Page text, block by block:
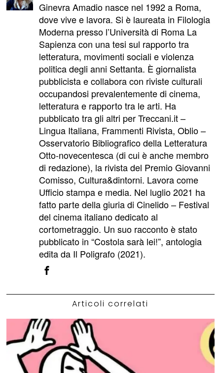
Ginevra Amadio nasce nel 1992 a Roma,
dove vive e lavora. Si è laureata in Filologia
Moderna presso l’Università di Roma La
Sapienza con una tesi sul rapporto tra
letteratura, movimenti sociali e violenza
politica degli anni Settanta. È giornalista
pubblicista e collabora con riviste culturali
occupandosi prevalentemente di cinema,
letteratura e rapporto tra le arti. Ha
pubblicato tra gli altri per Treccani.it –
Lingua Italiana, Frammenti Rivista, Oblio –
Osservatorio Bibliografico della Letteratura
Otto-novecentesca (di cui è anche membro
di redazione), la rivista del Premio Giovanni
Comisso, Cultura&dintorni. Lavora come
Ufficio stampa e media. Nel luglio 2021 ha
fatto parte della giuria di Cinelido – Festival
del cinema italiano dedicato al
cortometraggio. Un suo racconto è stato
pubblicato in “Costola sarà lei!”, antologia
edita da Il Poligrafo (2021).
Articoli correlati